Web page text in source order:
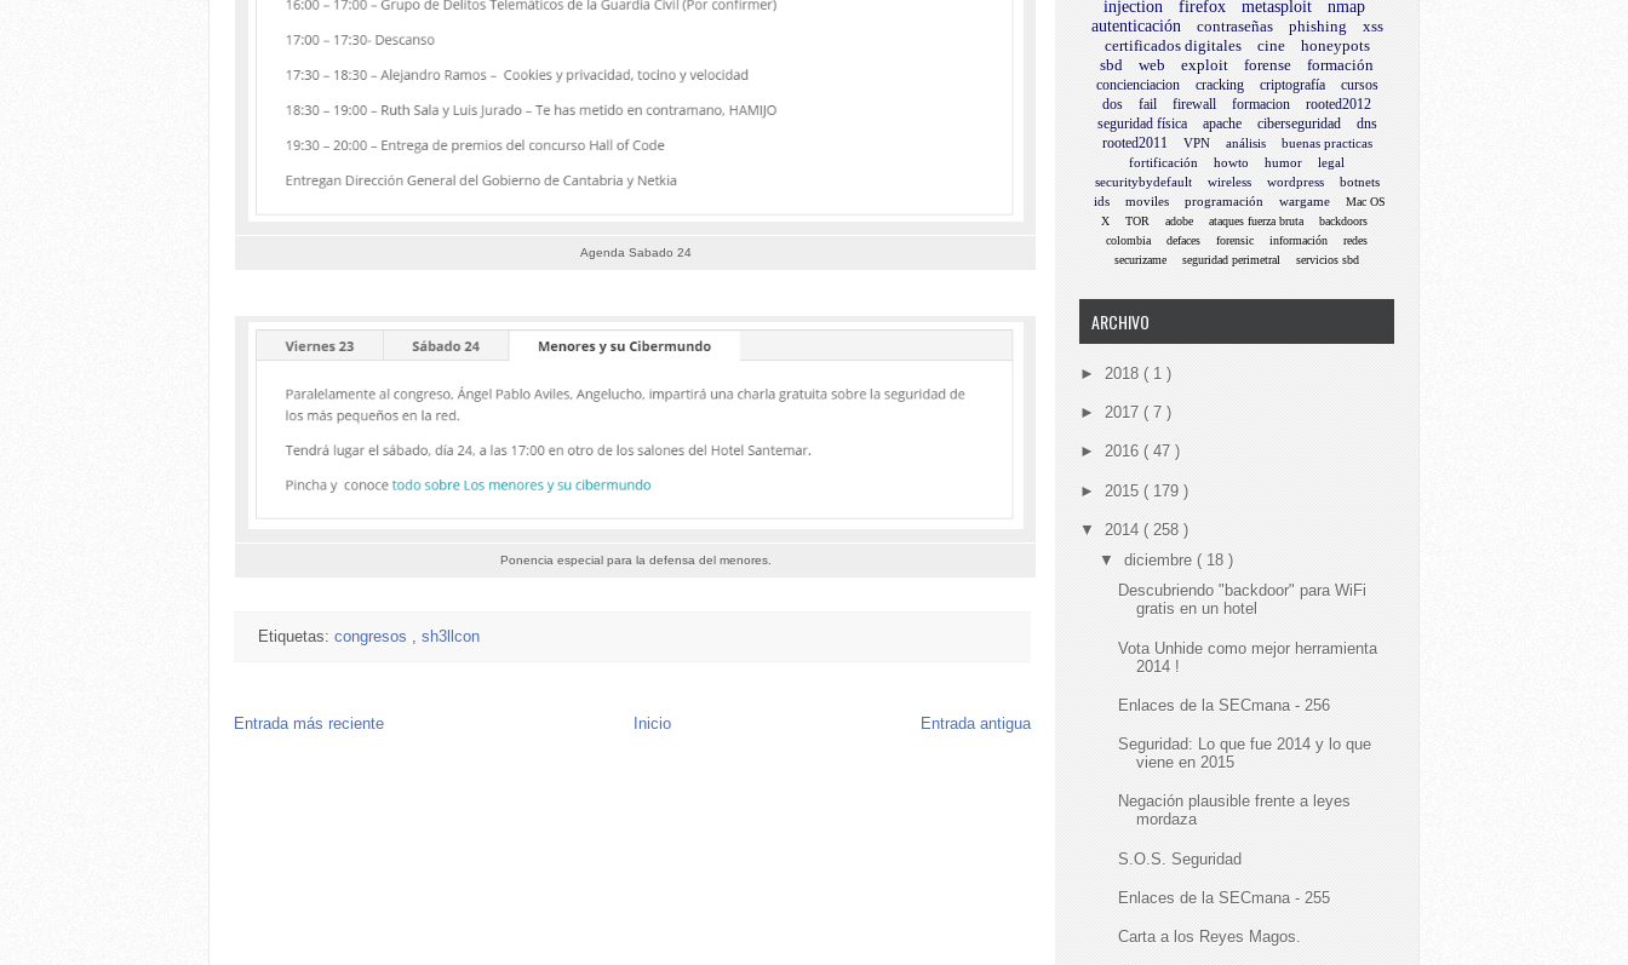
Agenda Sabado 24
Ponencia especial para la defensa del menores.
Etiquetas: congresos sh3llcon
Entrada más reciente Entrada antigua
Inicio
injection
firefox metasploit
nmap
autenticación
contraseñas phishing
xss
certificados digitales
cine
honeypots
sbd
web exploit forense formación
concienciacion cracking criptografía
cursos
dos
fail firewall formacion
rooted2012
seguridad física
apache ciberseguridad
dns
rooted2011
VPN análisis
buenas practicas
fortificación
howto humor
legal
securitybydefault
wireless wordpress
botnets
ids
moviles programación wargame
Mac OS
X
TOR adobe ataques fuerza bruta
backdoors
colombia
defaces forensic información
redes
securizame
seguridad perimetral servicios sbd
ARCHIVO
► 2018 ( 1 )
► 2017 ( 7 )
► 2016 ( 47 )
► 2015 ( 179 )
▼ 2014 ( 258 )
▼ diciembre ( 18 )
Descubriendo "backdoor" para WiFi
gratis en un hotel
Vota Unhide como mejor herramienta
2014 !
Enlaces de la SECmana - 256
Seguridad: Lo que fue 2014 y lo que
viene en 2015
Negación plausible frente a leyes
mordaza
S.O.S. Seguridad
Enlaces de la SECmana - 255
Carta a los Reyes Magos.